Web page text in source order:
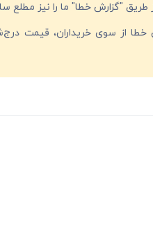
طریق "گزارش خطا" ما را نیز مطلع
دریافت 4 گزارش خطا از سوی خریداران،